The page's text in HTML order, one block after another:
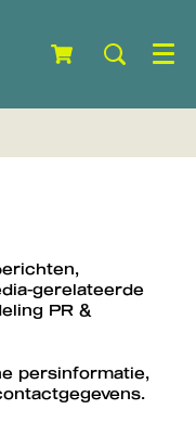
Menu
gerelateerde
PR &
persinformatie,